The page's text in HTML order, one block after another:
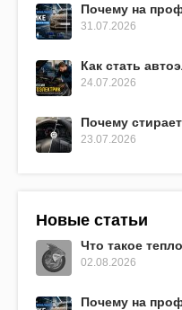
Почему на
31.07.2026
Как стать
24.07.2026
Почему
23.07.2026
Новые статьи
Что такое
02.08.2026
Почему на